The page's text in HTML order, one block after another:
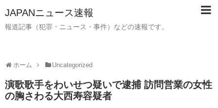
JAPANニュース速報
報道記事（犯罪・ニュース・事件）などの速報です。
ホーム Uncategorized
演歌歌手をわいせつ疑いで逮捕 訪問営業の女性
の胸さわる大西寿容疑者